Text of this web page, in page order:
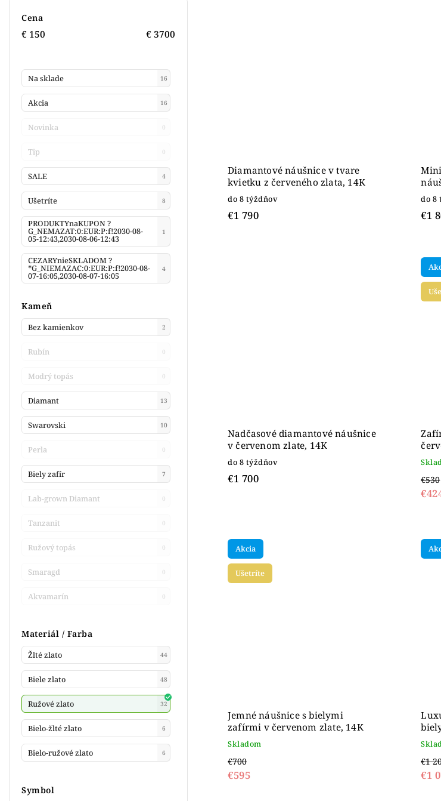
Cena
€ 150 €3700
Na sklade 16
Akcia 16
Novinka 0
Tip 0
SALE 4
Ušetríte 8
PRODUKTYnaKUPON ?
G_NEMAZAT:0:EUR:P:f!2030-08-
05-12:43,2030-08-06-12:43
1
CEZARYnieSKLADOM ?
*G_NIEMAZAC:0:EUR:P:f!2030-08-
07-16:05,2030-08-07-16:05
4
Kameň
Bez kamienkov 2
Rubín 0
Modrý topás 0
Diamant 13
Swarovski 10
Perla 0
Biely zafír 7
Lab-grown Diamant 0
Tanzanit 0
Ružový topás 0
Smaragd 0
Akvamarín 0
Materiál / Farba
Žlté zlato 44
Biele zlato 48
Ružové zlato 32
Bielo-žlté zlato 6
Bielo-ružové zlato 6
Symbol
Diamantové náušnice v tvare
kvietku z červeného zlata, 14K
do 8 týždňov
€1 790
do 8
€1
Nadčasové diamantové náušnice
v červenom zlate, 14K
do 8 týždňov
€1 700 €530
Akcia
Ušetríte
Jemné náušnice s bielymi
zafírmi v červenom zlate, 14K
Skladom
€700
€595
zlato
€1
€1